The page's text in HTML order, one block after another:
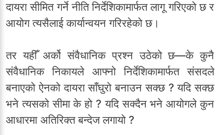
दायरा सीमित गर्ने नीति निर्देशिकामार्फत लागू गरिएको छ र
आयोग त्यसैलाई कार्यान्वयन गरिरहेको छ।
तर यहीँ अर्को संवैधानिक प्रश्न उठेको छ—के कुनै
संवैधानिक निकायले आफ्नो निर्देशिकामार्फत संसदले
बनाएको ऐनको दायरा साँघुरो बनाउन सक्छ ? यदि सक्छ
भने त्यसको सीमा के हो ? यदि सक्दैन भने आयोगले कुन
आधारमा अतिरिक्त बन्देज लगायो ?